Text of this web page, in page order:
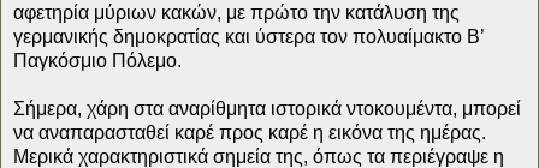
αφετηρία μύριων κακών, με πρώτο την κατάλυση της
γερμανικής δημοκρατίας και ύστερα τον πολυαίμακτο Β’
Παγκόσμιο Πόλεμο.
Σήμερα, χάρη στα αναρίθμητα ιστορικά ντοκουμέντα, μπορεί
να αναπαρασταθεί καρέ προς καρέ η εικόνα της ημέρας.
Μερικά χαρακτηριστικά σημεία της, όπως τα περιέγραψε η